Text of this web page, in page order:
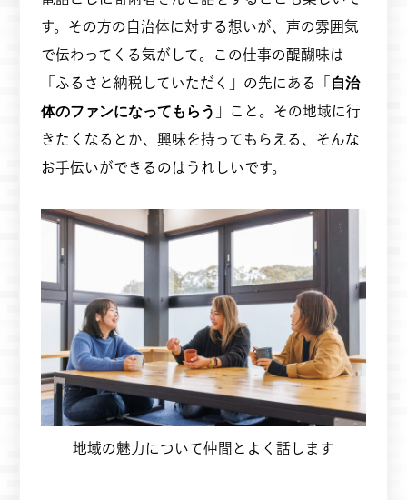
す。その方の自治体に対する想いが、声の雰囲気
で伝わってくる気がして。この仕事の醍醐味は
「ふるさと納税していただく」の先にある「自治
体のファンになってもらう 」こと。その地域に行
きたくなるとか、興味を持ってもらえる、そんな
お手伝いができるのはうれしいです。
地域の魅力について仲間とよく話します